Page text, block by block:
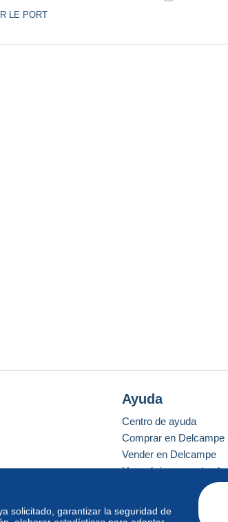
LE PORT
solicitado, garantizar la seguridad de
Ayuda
Centro de ayuda
Comprar en Delcampe
Vender en Delcampe
Una página securizada